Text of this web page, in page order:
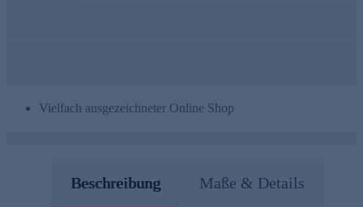
Vielfach ausgezeichneter Online Shop
Beschreibung Maße & Details